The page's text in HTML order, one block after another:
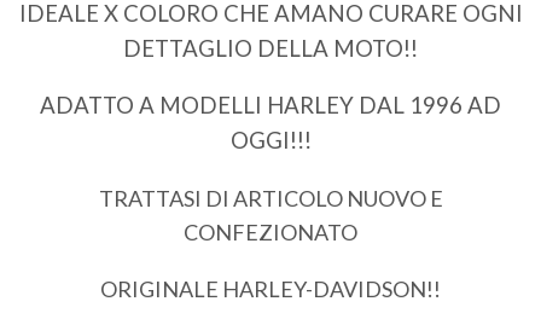
IDEALE X COLORO CHE AMANO CURARE OGNI
DETTAGLIO DELLA MOTO!!
ADATTO A MODELLI HARLEY DAL 1996 AD
OGGI!!!
TRATTASI DI ARTICOLO NUOVO E
CONFEZIONATO
ORIGINALE HARLEY-DAVIDSON!!